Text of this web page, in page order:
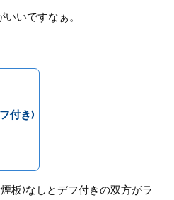
いですなぁ。
付き)
板)なしとデフ付きの双方がラ